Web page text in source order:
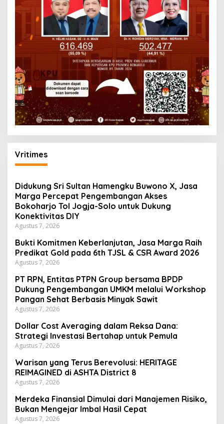
Vritimes
Didukung Sri Sultan Hamengku Buwono X, Jasa
Marga Percepat Pengembangan Akses
Bokoharjo Tol Jogja-Solo untuk Dukung
Konektivitas DIY
Agustus 7, 2026
Bukti Komitmen Keberlanjutan, Jasa Marga Raih
Predikat Gold pada 6th TJSL & CSR Award 2026
Agustus 7, 2026
PT RPN, Entitas PTPN Group bersama BPDP
Dukung Pengembangan UMKM melalui Workshop
Pangan Sehat Berbasis Minyak Sawit
Agustus 7, 2026
Dollar Cost Averaging dalam Reksa Dana:
Strategi Investasi Bertahap untuk Pemula
Agustus 7, 2026
Warisan yang Terus Berevolusi: HERITAGE
REIMAGINED di ASHTA District 8
Agustus 7, 2026
Merdeka Finansial Dimulai dari Manajemen Risiko,
Bukan Mengejar Imbal Hasil Cepat
Agustus 7, 2026